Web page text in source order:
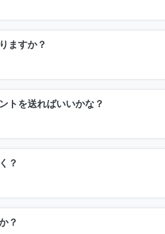
ますか？
トを送ればいいかな？
？
？